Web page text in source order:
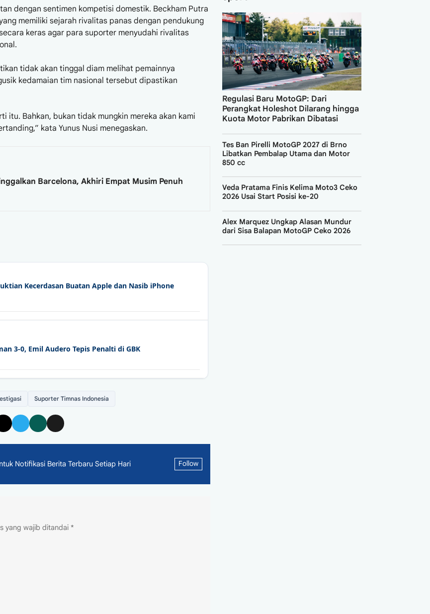
dengan sentimen kompetisi domestik. Beckham Putra
memiliki sejarah rivalitas panas dengan pendukung
keras agar para suporter menyudahi rivalitas
tidak akan tinggal diam melihat pemainnya
kedamaian tim nasional tersebut dipastikan
itu. Bahkan, bukan tidak mungkin mereka akan kami
kata Yunus Nusi menegaskan.
Barcelona, Akhiri Empat Musim Penuh
Kecerdasan Buatan Apple dan Nasib iPhone
3-0, Emil Audero Tepis Penalti di GBK
Suporter Timnas Indonesia
Notifikasi Berita Terbaru Setiap Hari Follow
yang wajib ditandai *
Regulasi Baru MotoGP: Dari
Perangkat Holeshot Dilarang hingga
Kuota Motor Pabrikan Dibatasi
Tes Ban Pirelli MotoGP 2027 di Brno
Libatkan Pembalap Utama dan Motor
850 cc
Veda Pratama Finis Kelima Moto3 Ceko
2026 Usai Start Posisi ke-20
Alex Marquez Ungkap Alasan Mundur
dari Sisa Balapan MotoGP Ceko 2026